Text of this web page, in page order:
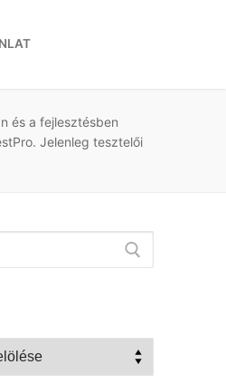
és a fejlesztésben
Jelenleg tesztelői